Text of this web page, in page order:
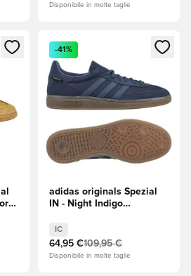
Disponibile in molte taglie
per accedere o registrarsi come
Apre una finestra modale
-41%
adidas originals Spezial
IN - Night Indigo
navy)/Gum Light Brown
(Marrone)
IC
64,95 €109,95 €
Disponibile in molte taglie